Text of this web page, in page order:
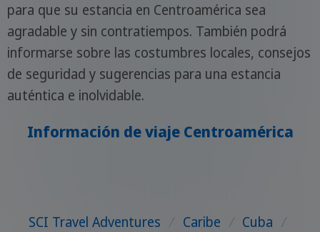
para que su estancia en Centroamérica sea
agradable y sin contratiempos. También podrá
informarse sobre las costumbres locales, consejos
de seguridad y sugerencias para una estancia
auténtica e inolvidable.
Información de viaje Centroamérica
SCI Travel Adventures Caribe Cuba